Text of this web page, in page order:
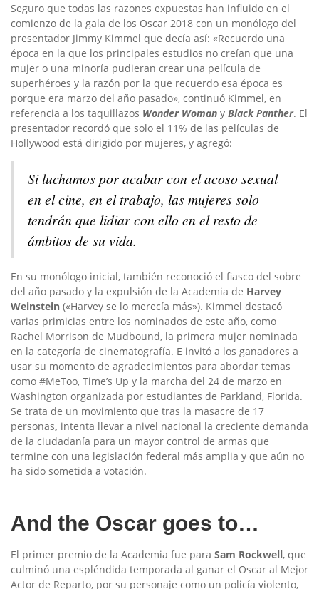
Seguro que todas las razones expuestas han influido en el
comienzo de la gala de los Oscar 2018 con un monólogo del
presentador Jimmy Kimmel que decía así: «Recuerdo una
época en la que los principales estudios no creían que una
mujer o una minoría pudieran crear una película de
superhéroes y la razón por la que recuerdo esa época es
porque era marzo del año pasado», continuó Kimmel, en
referencia a los taquillazos Wonder Woman y Black Panther. El
presentador recordó que solo el 11% de las películas de
Hollywood está dirigido por mujeres, y agregó:
Si luchamos por acabar con el acoso sexual
en el cine, en el trabajo, las mujeres solo
tendrán que lidiar con ello en el resto de
ámbitos de su vida.
En su monólogo inicial, también reconoció el fiasco del sobre
del año pasado y la expulsión de la Academia de Harvey
Weinstein («Harvey se lo merecía más»). Kimmel destacó
varias primicias entre los nominados de este año, como
Rachel Morrison de Mudbound, la primera mujer nominada
en la categoría de cinematografía. E invitó a los ganadores a
usar su momento de agradecimientos para abordar temas
como #MeToo, Time’s Up y la marcha del 24 de marzo en
Washington organizada por estudiantes de Parkland, Florida.
Se trata de un movimiento que tras la masacre de 17
personas, intenta llevar a nivel nacional la creciente demanda
de la ciudadanía para un mayor control de armas que
termine con una legislación federal más amplia y que aún no
ha sido sometida a votación.
And the Oscar goes to…
El primer premio de la Academia fue para Sam Rockwell, que
culminó una espléndida temporada al ganar el Oscar al Mejor
Actor de Reparto, por su personaje como un policía violento,